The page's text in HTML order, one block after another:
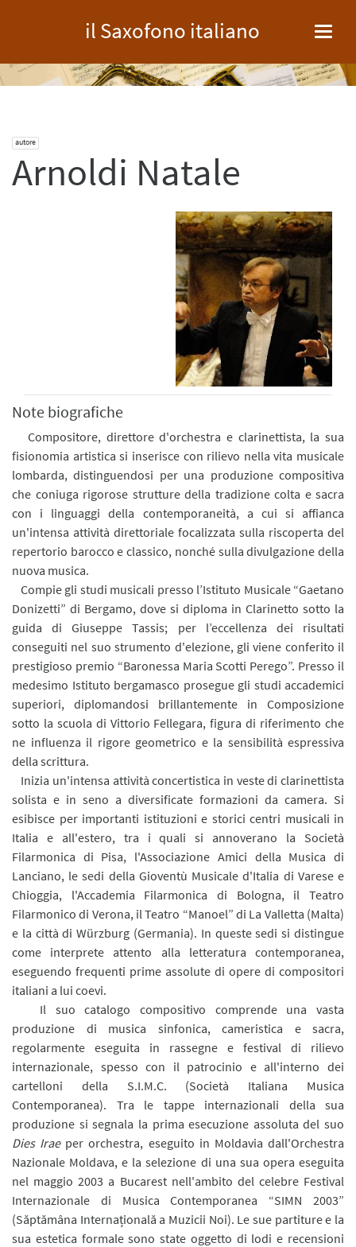
il Saxofono italiano
autore
Arnoldi Natale
Note biografiche
Compositore, direttore d'orchestra e clarinettista, la sua
fisionomia artistica si inserisce con rilievo nella vita musicale
lombarda, distinguendosi per una produzione compositiva
che coniuga rigorose strutture della tradizione colta e sacra
con i linguaggi della contemporaneità, a cui si affianca
un'intensa attività direttoriale focalizzata sulla riscoperta del
repertorio barocco e classico, nonché sulla divulgazione della
nuova musica.
Compie gli studi musicali presso l’Istituto Musicale “Gaetano
Donizetti” di Bergamo, dove si diploma in Clarinetto sotto la
guida di Giuseppe Tassis; per l’eccellenza dei risultati
conseguiti nel suo strumento d'elezione, gli viene conferito il
prestigioso premio “Baronessa Maria Scotti Perego”. Presso il
medesimo Istituto bergamasco prosegue gli studi accademici
superiori, diplomandosi brillantemente in Composizione
sotto la scuola di Vittorio Fellegara, figura di riferimento che
ne influenza il rigore geometrico e la sensibilità espressiva
della scrittura.
Inizia un'intensa attività concertistica in veste di clarinettista
solista e in seno a diversificate formazioni da camera. Si
esibisce per importanti istituzioni e storici centri musicali in
Italia e all'estero, tra i quali si annoverano la Società
Filarmonica di Pisa, l'Associazione Amici della Musica di
Lanciano, le sedi della Gioventù Musicale d'Italia di Varese e
Chioggia, l'Accademia Filarmonica di Bologna, il Teatro
Filarmonico di Verona, il Teatro “Manoel” di La Valletta (Malta)
e la città di Würzburg (Germania). In queste sedi si distingue
come interprete attento alla letteratura contemporanea,
eseguendo frequenti prime assolute di opere di compositori
italiani a lui coevi.
Il suo catalogo compositivo comprende una vasta
produzione di musica sinfonica, cameristica e sacra,
regolarmente eseguita in rassegne e festival di rilievo
internazionale, spesso con il patrocinio e all'interno dei
cartelloni della S.I.M.C. (Società Italiana Musica
Contemporanea). Tra le tappe internazionali della sua
produzione si segnala la prima esecuzione assoluta del suo
Dies Iraeper orchestra, eseguito in Moldavia dall'Orchestra
Nazionale Moldava, e la selezione di una sua opera eseguita
nel maggio 2003 a Bucarest nell'ambito del celebre Festival
Internazionale di Musica Contemporanea “SIMN 2003”
(Săptămâna Internațională a Muzicii Noi). Le sue partiture e la
sua estetica formale sono state oggetto di lodi e recensioni